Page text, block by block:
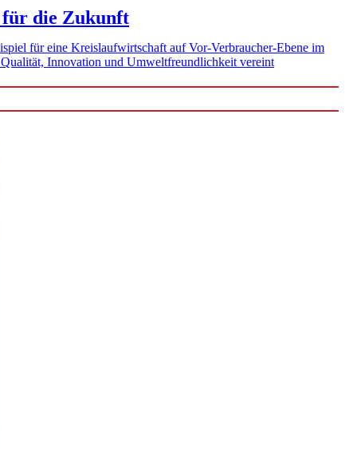
für die Zukunft
für eine Kreislaufwirtschaft auf Vor-Verbraucher-Ebene im
Innovation und Umweltfreundlichkeit vereint